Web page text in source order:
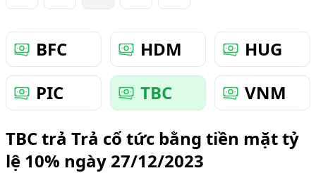
BFC HDM
HUG
PIC
TBC
VNM
TBC trả Trả cổ tức bằng tiền mặt tỷ
lệ 10% ngày 27/12/2023